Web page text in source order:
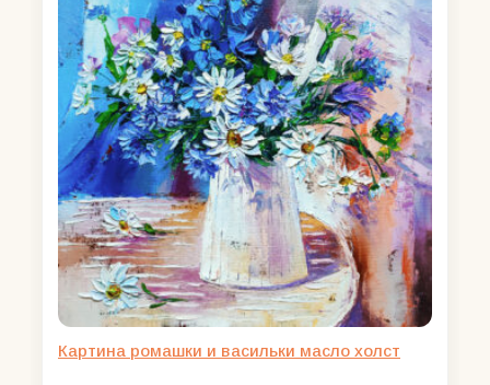
Картина ромашки и васильки масло холст